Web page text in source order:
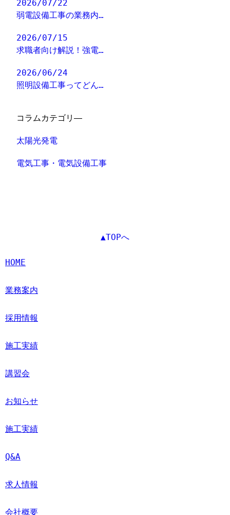
2026/07/22
弱電設備工事の業務内…
2026/07/15
求職者向け解説！強電…
2026/06/24
照明設備工事ってどん…
コラムカテゴリ―
太陽光発電
電気工事・電気設備工事
▲TOPへ
HOME
業務案内
採用情報
施工実績
講習会
お知らせ
施工実績
Q&A
求人情報
会社概要